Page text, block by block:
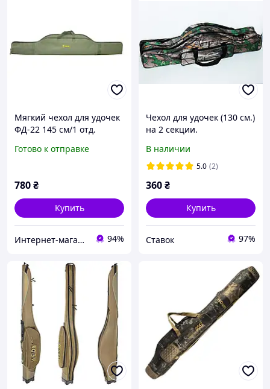
Мягкий чехол для удочек
ФД-22 145 см/1 отд.
Готово к отправке
780₴
Купить
Интернет-магазин рыболовных товаров "Планета рыбака" 94%
Чехол для удочек (130 см.)
на 2 секции.
В наличии
5.0 (2)
360₴
Купить
Ставок 97%